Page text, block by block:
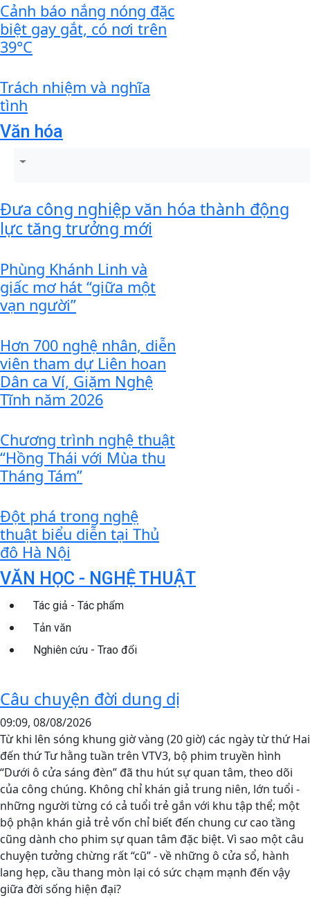
Cảnh báo nắng nóng đặc
biệt gay gắt, có nơi trên
39°C
Trách nhiệm và nghĩa
tình
Văn hóa
Đưa công nghiệp văn hóa thành động
lực tăng trưởng mới
Phùng Khánh Linh và
giấc mơ hát “giữa một
vạn người”
Hơn 700 nghệ nhân, diễn
viên tham dự Liên hoan
Dân ca Ví, Giặm Nghệ
Tĩnh năm 2026
Chương trình nghệ thuật
“Hồng Thái với Mùa thu
Tháng Tám”
Đột phá trong nghệ
thuật biểu diễn tại Thủ
đô Hà Nội
VĂN HỌC - NGHỆ THUẬT
Tác giả - Tác phẩm
Tản văn
Nghiên cứu - Trao đổi
Câu chuyện đời dung dị
09:09, 08/08/2026
Từ khi lên sóng khung giờ vàng (20 giờ) các ngày từ thứ Hai
đến thứ Tư hằng tuần trên VTV3, bộ phim truyền hình
“Dưới ô cửa sáng đèn” đã thu hút sự quan tâm, theo dõi
của công chúng. Không chỉ khán giả trung niên, lớn tuổi -
những người từng có cả tuổi trẻ gắn với khu tập thể; một
bộ phận khán giả trẻ vốn chỉ biết đến chung cư cao tầng
cũng dành cho phim sự quan tâm đặc biệt. Vì sao một câu
chuyện tưởng chừng rất “cũ” - về những ô cửa sổ, hành
lang hẹp, cầu thang mòn lại có sức chạm mạnh đến vậy
giữa đời sống hiện đại?